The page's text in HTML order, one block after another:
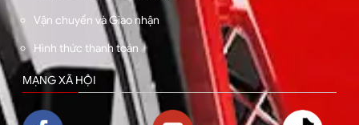
Vận chuyển và Giao nhận
Hình thức thanh toán
MẠNG XÃ HỘI